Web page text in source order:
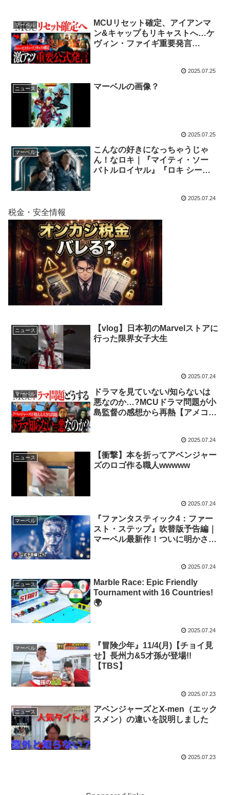
マーベル
MCUリセット確定、アイアンマ
ン&キャップもリキャストへ…ケ
ヴィン・ファイギ重要発言
2025.07.25
ニュース マーベルの画像？
2025.07.25
マーベル
こんなの好きになっちゃうじゃ
ん！なロキ｜『マイティ・ソー
バトルロイヤル』『ロキ シーズ
2025.07.24
税金・安全情報
ニュース
【vlog】日本初のMarvelストアに
行った限界女子大生
2025.07.24
マーベル
ドラマを見ていない/知らないは
悪なのか…?MCUドラマ問題が小
島監督の感想から再熱【アメコ
2025.07.24
ニュース
【衝撃】本を折ってアベンジャー
ズのロゴ作る職人wwwww
2025.07.24
マーベル
『ファンタスティック4：ファー
スト・ステップ』吹替版予告編｜
マーベル最新作！ついに明かされ
2025.07.24
ニュース
Marble Race: Epic Friendly
Tournament with 16 Countries!
🌍
2025.07.24
マーベル
『冒険少年』11/4(月)【チョイ見
せ】長州力&5才孫が登場!!
【TBS】
2025.07.23
ニュース
アベンジャーズとX-men（エック
スメン）の違いを説明しました
2025.07.23